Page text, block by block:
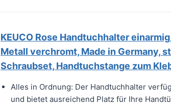
KEUCO Rose Handtuchhalter
Metall verchromt, Made in Germany,
Schraubset, Handtuchstange zum
Alles in Ordnung: Der Handtuchhalter
und bietet ausreichend Platz für Ihre